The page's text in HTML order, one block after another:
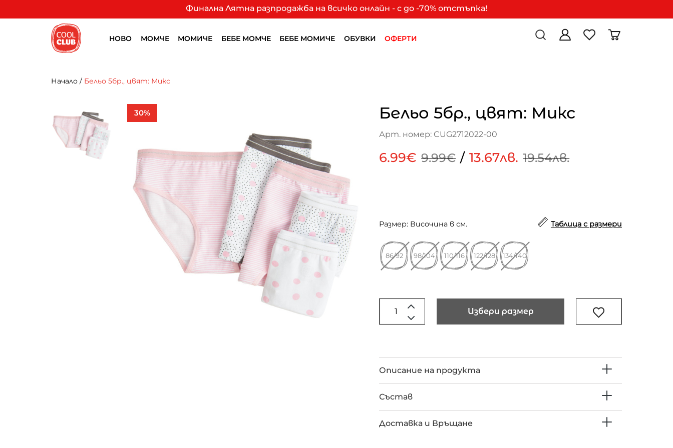
Финална Лятна разпродажба на всичко онлайн - с до -70% отстъпка!
НОВО МОМЧЕ МОМИЧЕ БЕБЕ МОМЧЕ БЕБЕ МОМИЧЕ ОБУВКИ ОФЕРТИ
Начало / Бельо 5бр., цвят: Микс
30% Бельо 5бр., цвят: Микс
Арт. номер: CUG2712022-00
6.99€ 9.99€ / 13.67лв. 19.54лв.
Размер: Височина в см. Таблица с размери
86/92 98/104 110/116 122/128 134/140
Избери размер
Описание на продукта
Състав
Доставка и Връщане